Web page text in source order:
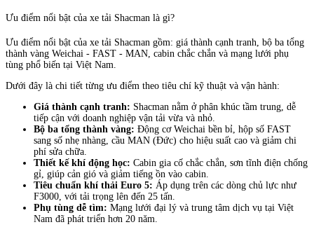
Ưu điểm nổi bật của xe tải Shacman là gì?
Ưu điểm nổi bật của xe tải Shacman gồm: giá thành cạnh tranh, bộ ba tổng
thành vàng Weichai - FAST - MAN, cabin chắc chắn và mạng lưới phụ
tùng phổ biến tại Việt Nam.
Dưới đây là chi tiết từng ưu điểm theo tiêu chí kỹ thuật và vận hành:
Giá thành cạnh tranh: Shacman nằm ở phân khúc tầm trung, dễ
tiếp cận với doanh nghiệp vận tải vừa và nhỏ.
Bộ ba tổng thành vàng: Động cơ Weichai bền bỉ, hộp số FAST
sang số nhẹ nhàng, cầu MAN (Đức) cho hiệu suất cao và giảm chi
phí sửa chữa.
Thiết kế khí động học: Cabin gia cố chắc chắn, sơn tĩnh điện chống
gỉ, giúp cản gió và giảm tiếng ồn vào cabin.
Tiêu chuẩn khí thải Euro 5: Áp dụng trên các dòng chủ lực như
F3000, với tải trọng lên đến 25 tấn.
Phụ tùng dễ tìm: Mạng lưới đại lý và trung tâm dịch vụ tại Việt
Nam đã phát triển hơn 20 năm.